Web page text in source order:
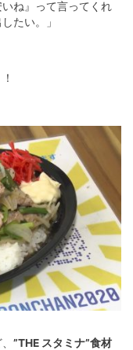
いね』って言ってくれ
たい。」
”THE スタミナ”食材